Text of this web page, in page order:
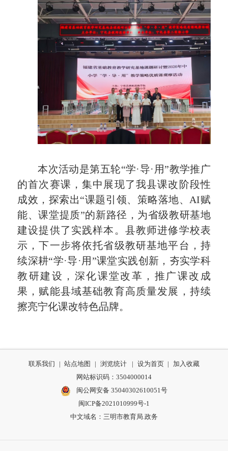
本次活动是第五轮“学·导·用”教学推广
的首次赛课，集中展现了我县课改阶段性
成效，探索出“课题引领、策略落地、AI赋
能、课堂提质”的新路径，为省级教研基地
建设提供了实践样本。县教师进修学校表
示，下一步将依托省级教研基地平台，持
续深耕“学·导·用”课堂实践创新，夯实学科
教研建设，深化课堂改革，推广课改成
果，赋能县域基础教育高质量发展，持续
擦亮宁化课改特色品牌。
联系我们 | 站点地图 | 浏览统计 | 设为首页 |
加入收藏
网站标识码：3504000014
闽公网安备 35040302610051号
闽ICP备2021010999号-1
中文域名：三明市教育局.政务